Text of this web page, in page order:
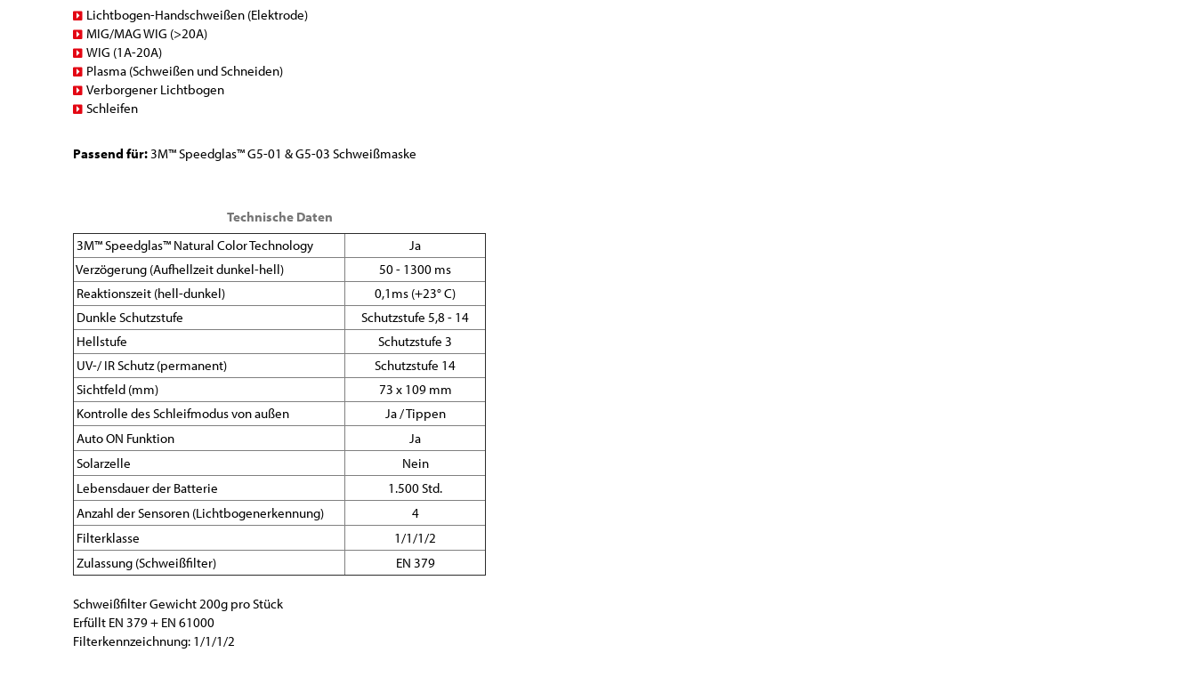
Lichtbogen-Handschweißen (Elektrode)
MIG/MAG WIG (>20A)
WIG (1A-20A)
Plasma (Schweißen und Schneiden)
Verborgener Lichtbogen
Schleifen
Passend für:3M™ Speedglas™ G5-01 & G5-03 Schweißmaske
Technische Daten
3M™ Speedglas™ Natural Color Technology
Ja
Verzögerung (Aufhellzeit dunkel-hell)
50 - 1300 ms
Reaktionszeit (hell-dunkel)
0,1ms (+23° C)
Dunkle Schutzstufe
Schutzstufe 5,8 - 14
Hellstufe
Schutzstufe 3
UV-/ IR Schutz (permanent)
Schutzstufe 14
Sichtfeld (mm)
73 x 109 mm
Kontrolle des Schleifmodus von außen
Ja / Tippen
Auto ON Funktion
Ja
Solarzelle
Nein
Lebensdauer der Batterie
1.500 Std.
Anzahl der Sensoren (Lichtbogenerkennung)
4
Filterklasse
1/1/1/2
Zulassung (Schweißfilter)
EN 379
Schweißfilter Gewicht 200g pro Stück
Erfüllt EN 379 + EN 61000
Filterkennzeichnung: 1/1/1/2